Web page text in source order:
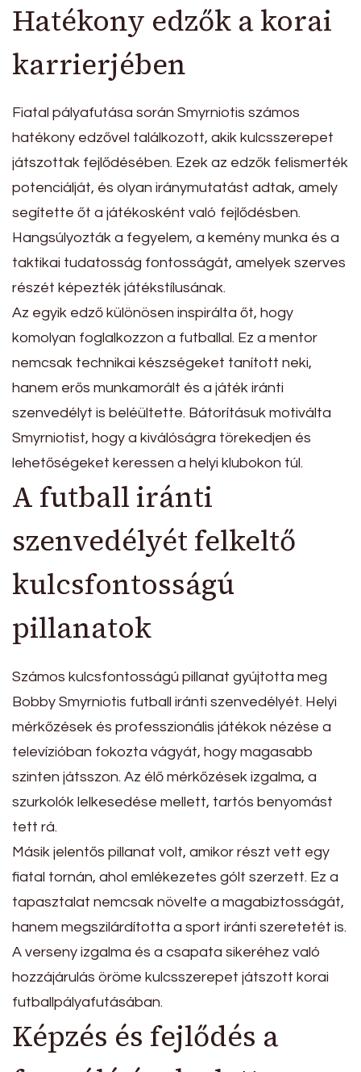
Hatékony edzők a korai
karrierjében
Fiatal pályafutása során Smyrniotis számos
hatékony edzővel találkozott, akik kulcsszerepet
játszottak fejlődésében. Ezek az edzők felismerték
potenciálját, és olyan iránymutatást adtak, amely
segítette őt a játékosként való fejlődésben.
Hangsúlyozták a fegyelem, a kemény munka és a
taktikai tudatosság fontosságát, amelyek szerves
részét képezték játékstílusának.
Az egyik edző különösen inspirálta őt, hogy
komolyan foglalkozzon a futballal. Ez a mentor
nemcsak technikai készségeket tanított neki,
hanem erős munkamorált és a játék iránti
szenvedélyt is beléültette. Bátorításuk motiválta
Smyrniotist, hogy a kiválóságra törekedjen és
lehetőségeket keressen a helyi klubokon túl.
A futball iránti
szenvedélyét felkeltő
kulcsfontosságú
pillanatok
Számos kulcsfontosságú pillanat gyújtotta meg
Bobby Smyrniotis futball iránti szenvedélyét. Helyi
mérkőzések és professzionális játékok nézése a
televízióban fokozta vágyát, hogy magasabb
szinten játsszon. Az élő mérkőzések izgalma, a
szurkolók lelkesedése mellett, tartós benyomást
tett rá.
Másik jelentős pillanat volt, amikor részt vett egy
fiatal tornán, ahol emlékezetes gólt szerzett. Ez a
tapasztalat nemcsak növelte a magabiztosságát,
hanem megszilárdította a sport iránti szeretetét is.
A verseny izgalma és a csapata sikeréhez való
hozzájárulás öröme kulcsszerepet játszott korai
futballpályafutásában.
Képzés és fejlődés a